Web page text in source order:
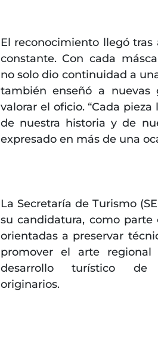
El reconocimiento llegó tras
constante. Con cada
no solo dio continuidad a
también enseñó a nuevas
valorar el oficio. “Cada
de nuestra historia y de
expresado en más de una
La Secretaría de Turismo
su candidatura, como parte
orientadas a preservar
promover el arte
desarrollo turístico
originarios.